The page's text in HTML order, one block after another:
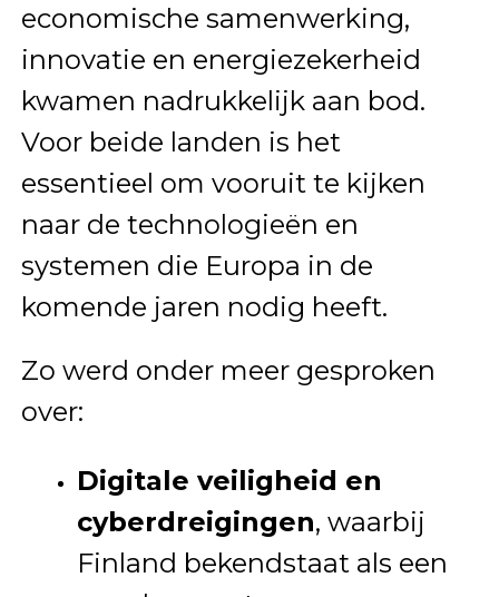
economische samenwerking,
innovatie en energiezekerheid
kwamen nadrukkelijk aan bod.
Voor beide landen is het
essentieel om vooruit te kijken
naar de technologieën en
systemen die Europa in de
komende jaren nodig heeft.
Zo werd onder meer gesproken
over:
Digitale veiligheid en
cyberdreigingen, waarbij
Finland bekendstaat als een